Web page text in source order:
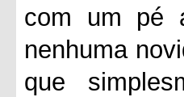
com um pé
nenhuma
que